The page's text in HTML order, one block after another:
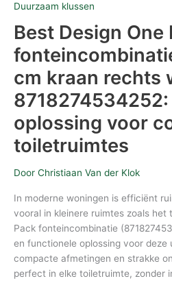
Duurzaam klussen
Best Design One
cm kraan rechts
oplossing voor
toiletruimtes
Door Christiaan Van der Klok
In moderne woningen is efficiënt
vooral in kleinere ruimtes zoals het
Pack fonteincombinatie
en functionele oplossing voor deze
compacte afmetingen en strakke
perfect in elke toiletruimte, zonder
kraan
wit
8718274534252:
de
ideale
oplossing
voor
compacte
toiletruimtes